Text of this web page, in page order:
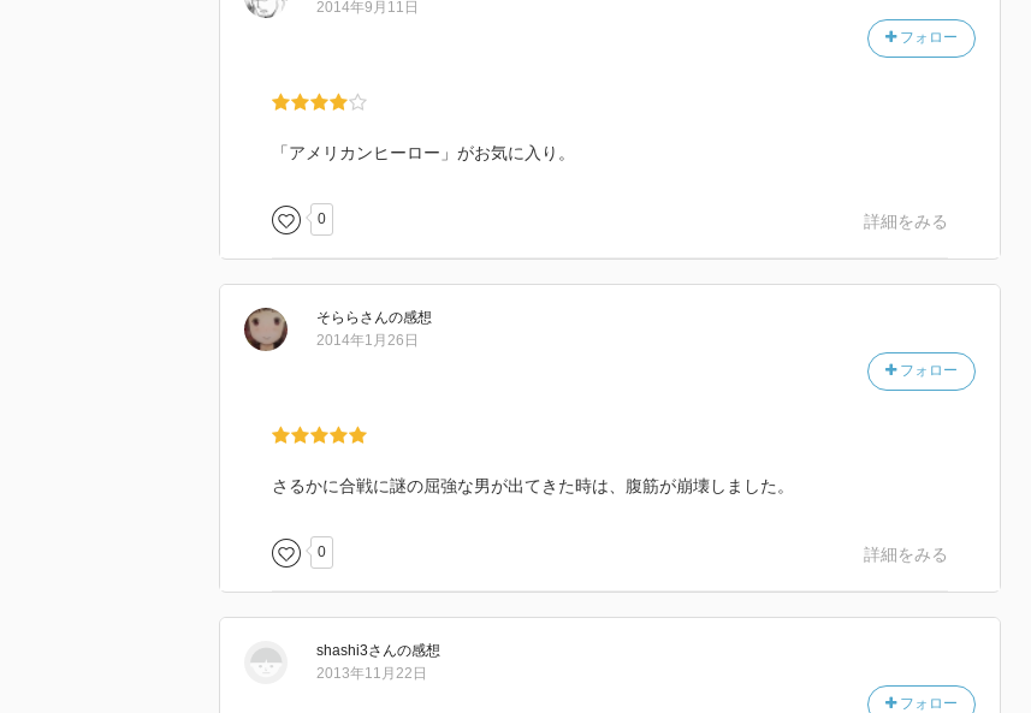
フォロー
2014年9月11日
「アメリカンヒーロー」がお気に入り。
0 詳細をみる
そらら さんの感想
フォロー
2014年1月26日
さるかに合戦に謎の屈強な男が出てきた時は、腹筋が崩壊しました。
0 詳細をみる
shashi3さんの感想
フォロー
2013年11月22日